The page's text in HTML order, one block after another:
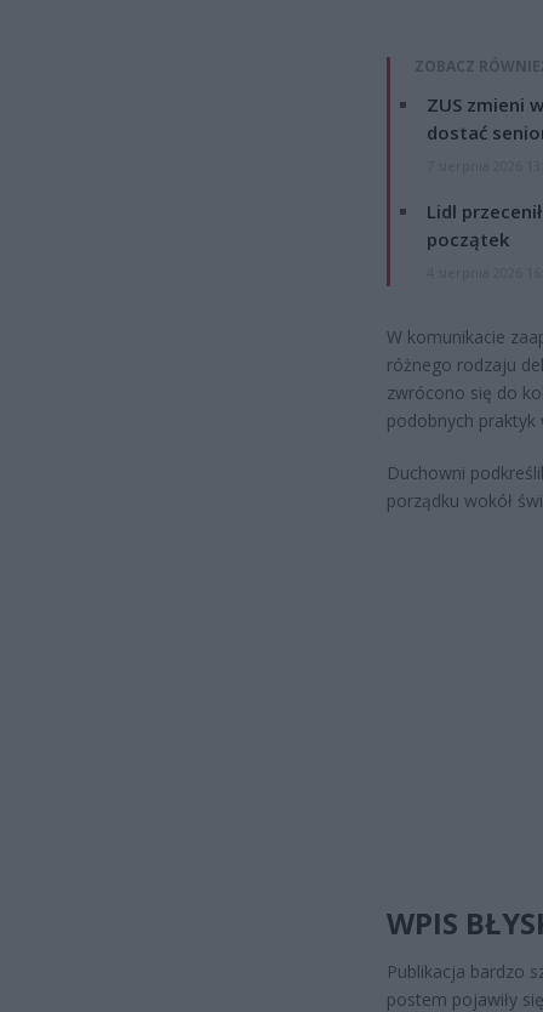
ZOBACZ
ZUS zmieni
dostać
Lidl
początek
W komunikacie
różnego rodzaju
zwrócono się do
podobnych praktyk
Duchowni
porządku wokół
WPIS
Publikacja bardzo
postem pojawiły